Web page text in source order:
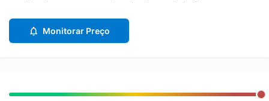
Monitorar Preço